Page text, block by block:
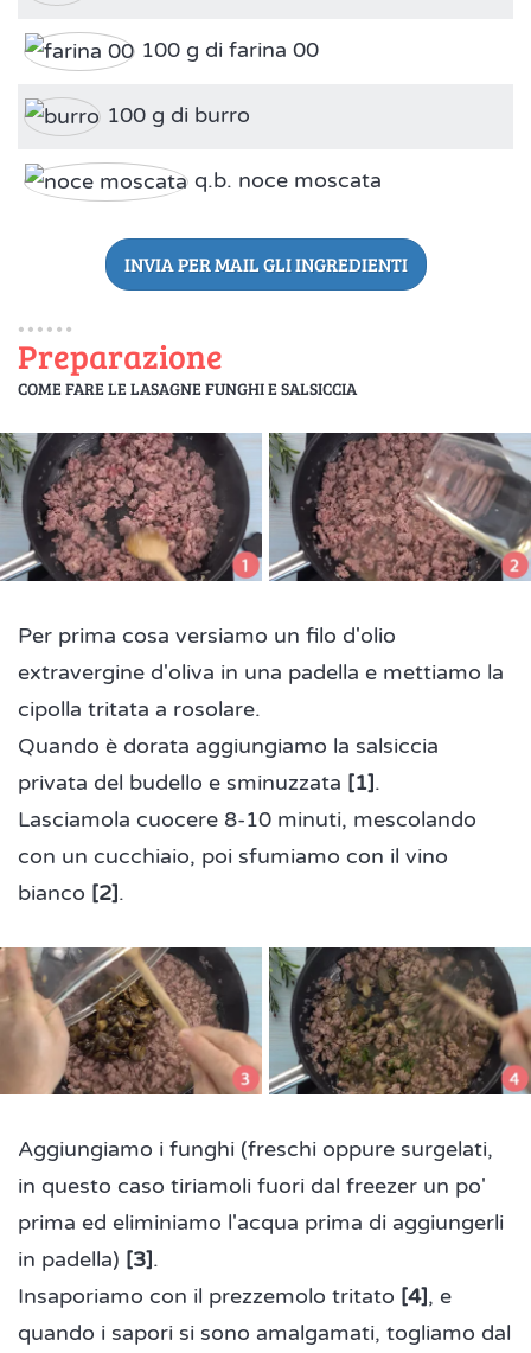
100 g di farina 00
100 g di burro
q.b. noce moscata
INVIA PER MAIL GLI INGREDIENTI
Preparazione
COME FARE LE LASAGNE FUNGHI E SALSICCIA
Per prima cosa versiamo un filo d'olio
extravergine d'oliva in una padella e mettiamo la
cipolla tritata a rosolare.
Quando è dorata aggiungiamo la salsiccia
privata del budello e sminuzzata [1].
Lasciamola cuocere 8-10 minuti, mescolando
con un cucchiaio, poi sfumiamo con il vino
bianco [2].
Aggiungiamo i funghi (freschi oppure surgelati,
in questo caso tiriamoli fuori dal freezer un po'
prima ed eliminiamo l'acqua prima di aggiungerli
in padella) [3].
Insaporiamo con il prezzemolo tritato [4], e
quando i sapori si sono amalgamati, togliamo dal